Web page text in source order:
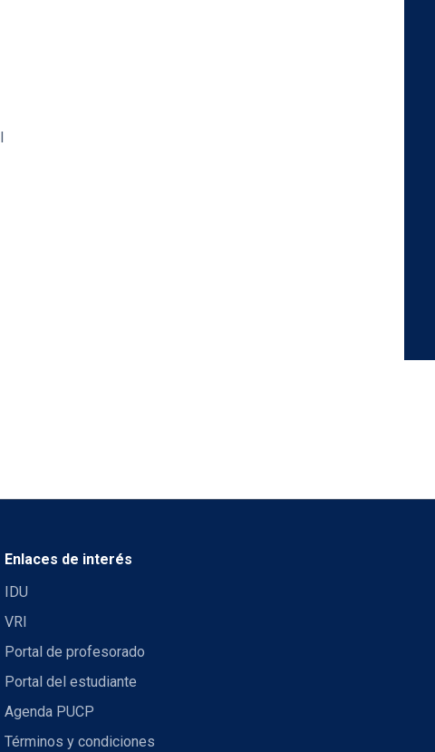
Enlaces de interés
IDU
VRI
Portal de profesorado
Portal del estudiante
Agenda PUCP
Términos y condiciones